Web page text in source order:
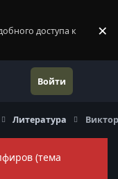
доступа к
×
Войти
Литература
(тема